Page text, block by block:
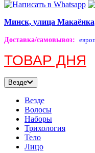
Минск, улица
Доставка/самовывоз:
ТОВАР ДНЯ
Везде
Везде
Волосы
Наборы
Трихология
Тело
Лицо